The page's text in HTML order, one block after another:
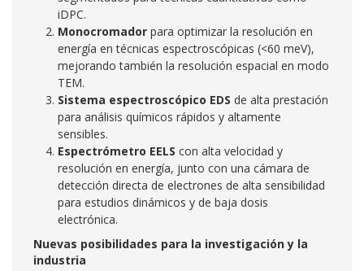
iDPC.
Monocromador para optimizar la resolución en
energía en técnicas espectroscópicas (<60 meV),
mejorando también la resolución espacial en modo
TEM.
Sistema espectroscópico EDS de alta prestación
para análisis químicos rápidos y altamente
sensibles.
Espectrómetro EELS con alta velocidad y
resolución en energía, junto con una cámara de
detección directa de electrones de alta sensibilidad
para estudios dinámicos y de baja dosis
electrónica.
Nuevas posibilidades para la investigación y la
industria